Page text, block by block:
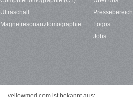
Ultraschall
Magnetresonanztomographie
Pressebereich
Logos
Jobs